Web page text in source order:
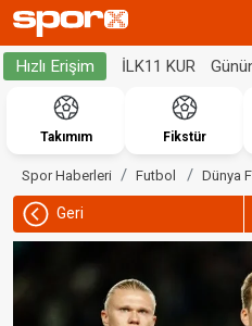
Hızlı Erişim İLK11 KUR
Takımım Fikstür
Spor Haberleri Futbol Dünya
Geri